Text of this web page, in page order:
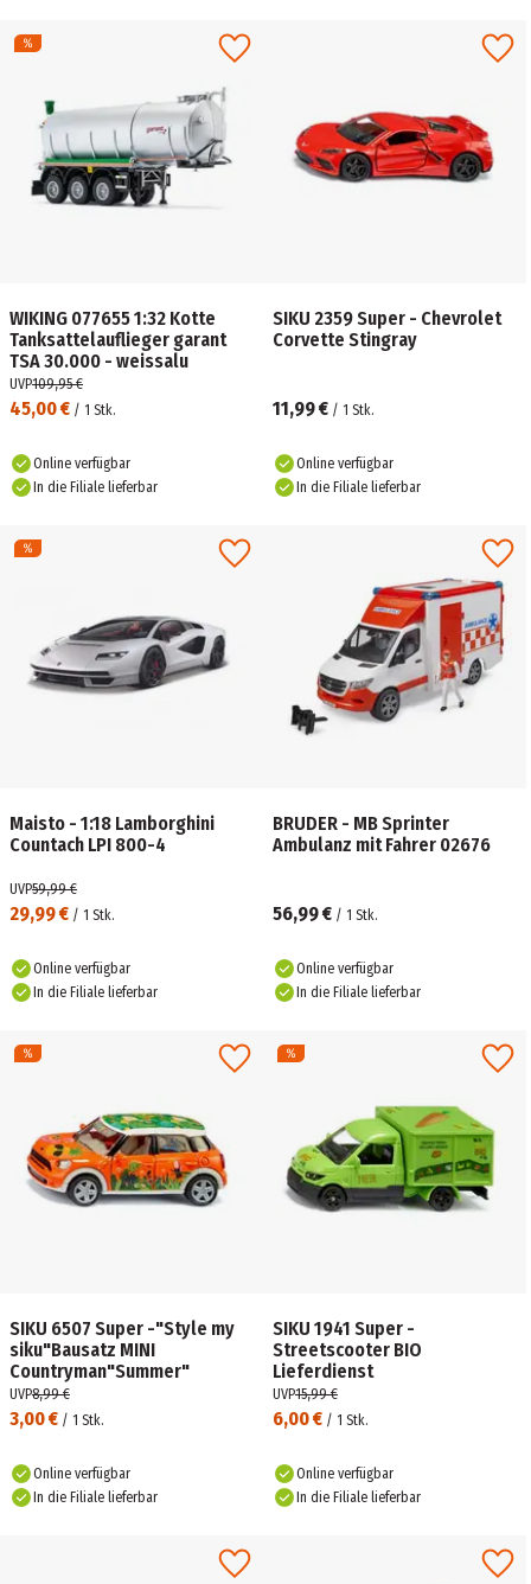
WIKING 077655 1:32 Kotte
Tanksattelauflieger garant
TSA 30.000 - weissalu
45,00 € / 1 Stk.
UVP109,95 €
Online verfügbar
In die Filiale lieferbar
SIKU 2359 Super - Chevrolet
Corvette Stingray
11,99 € / 1 Stk.
Online verfügbar
In die Filiale lieferbar
Maisto - 1:18 Lamborghini
Countach LPI 800-4
29,99 € / 1 Stk.
UVP59,99 €
Online verfügbar
In die Filiale lieferbar
BRUDER - MB Sprinter
Ambulanz mit Fahrer 02676
56,99 € / 1 Stk.
Online verfügbar
In die Filiale lieferbar
SIKU 6507 Super -"Style my
siku"Bausatz MINI
Countryman"Summer"
3,00 € / 1 Stk.
UVP8,99 €
Online verfügbar
In die Filiale lieferbar
SIKU 1941 Super -
Streetscooter BIO
Lieferdienst
6,00 € / 1 Stk.
UVP15,99 €
Online verfügbar
In die Filiale lieferbar